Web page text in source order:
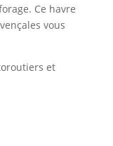
Ce havre
vous
et